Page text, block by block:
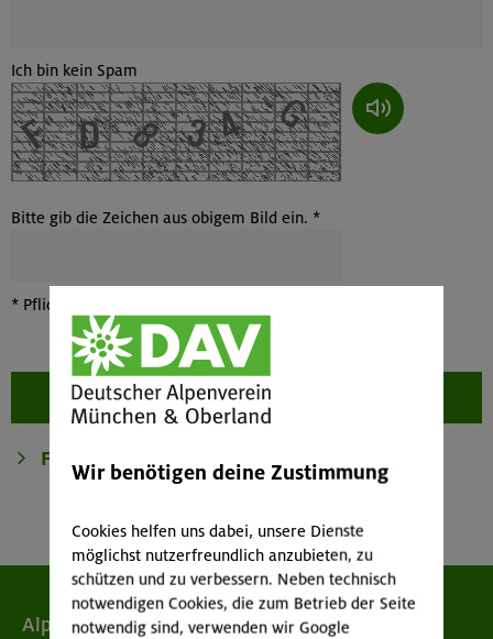
Ich bin kein Spam
Bitte gib die Zeichen aus obigem Bild ein. *
* Pflichtfelder sind mit einem Sternchen markiert
Alpenverein
Wir benötigen deine Zustimmung
Cookies helfen uns dabei, unsere Dienste
möglichst nutzerfreundlich anzubieten, zu
schützen und zu verbessern. Neben technisch
notwendigen Cookies, die zum Betrieb der Seite
notwendig sind, verwenden wir Google